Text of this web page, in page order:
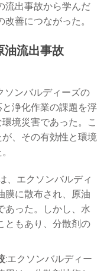
流出事故から学んだ
善につながった。
油流出事故
ソンバルディーズの
浄化作業の課題を浮
境災害であった。こ
、その有効性と環境
、エクソンバルディ
膜に散布され、原油
あった。しかし、水
ともあり、分散剤の
:エクソンバルディー